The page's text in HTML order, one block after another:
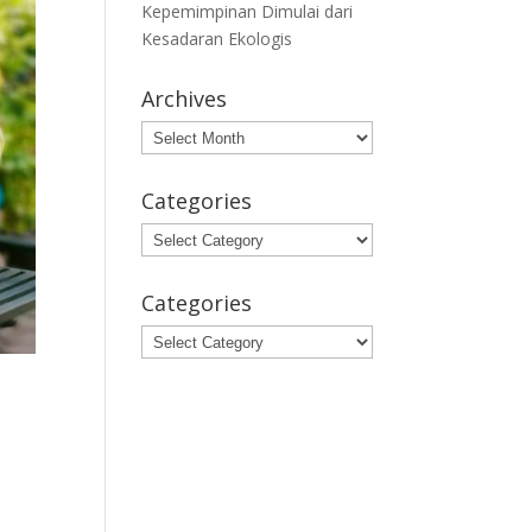
Kepemimpinan Dimulai dari
Kesadaran Ekologis
Archives
Archives
Categories
Categories
Categories
Categories